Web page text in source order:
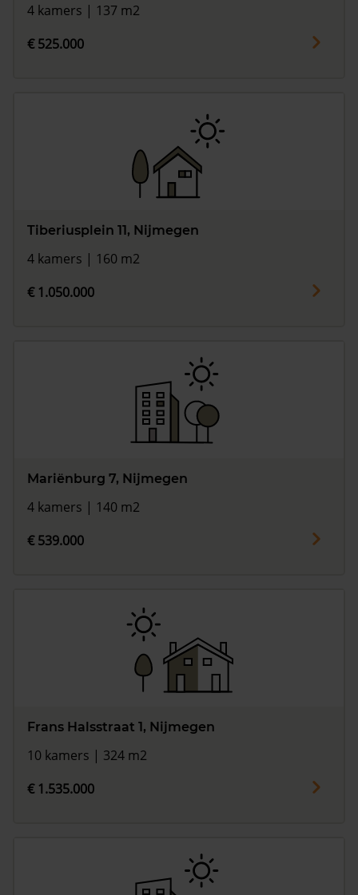
4 kamers | 137 m2
€ 525.000
Tiberiusplein 11, Nijmegen
4 kamers | 160 m2
€ 1.050.000
Mariënburg 7, Nijmegen
4 kamers | 140 m2
€ 539.000
Frans Halsstraat 1, Nijmegen
10 kamers | 324 m2
€ 1.535.000